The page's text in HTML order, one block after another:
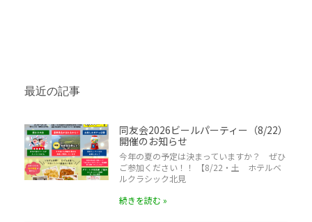
最近の記事
同友会2026ビールパーティー（8/22）
開催のお知らせ
今年の夏の予定は決まっていますか？ ぜひ
ご参加ください！！ 【8/22・土 ホテルベ
ルクラシック北見
続きを読む »